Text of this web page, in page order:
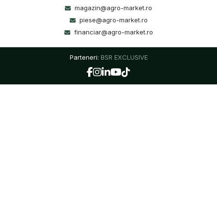
magazin@agro-market.ro
piese@agro-market.ro
financiar@agro-market.ro
Parteneri: BSR EXCLUSIVE